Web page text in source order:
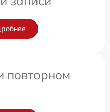
повторном